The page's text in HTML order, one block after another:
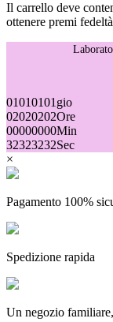
Il carrello deve
ottenere premi
01010101gio
02020202Ore
00000000Min
32323232Sec
×
Pagamento 100%
Spedizione rapida
Un negozio